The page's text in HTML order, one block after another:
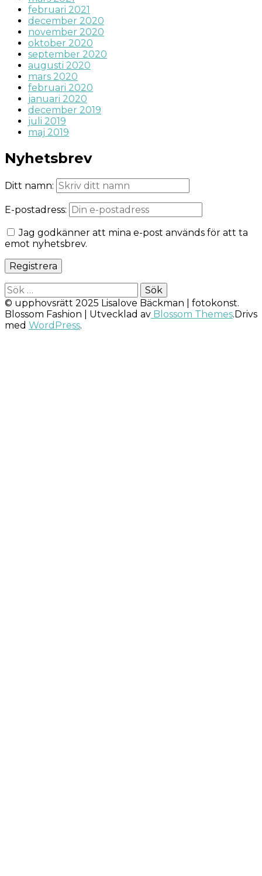
februari 2021
december 2020
november 2020
oktober 2020
september 2020
augusti 2020
mars 2020
februari 2020
januari 2020
december 2019
juli 2019
maj 2019
Nyhetsbrev
Ditt namn:
E-postadress:
Jag godkänner att mina e-post används för att ta
emot nyhetsbrev.
Sök
efter:
© upphovsrätt 2025 Lisalove Bäckman | fotokonst.
Blossom Fashion | Utvecklad av Blossom Themes.Drivs
med WordPress.